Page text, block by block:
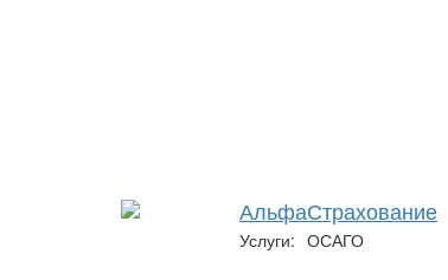
АльфаСтрахование
Услуги: ОСАГО